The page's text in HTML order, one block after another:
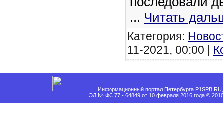
... Читать
Категория:
11-2021, 00:00 |
Информационный портал Петербурга
ЭЛ № ФС 77 - 64849 от 10 февраля 2016 года ©